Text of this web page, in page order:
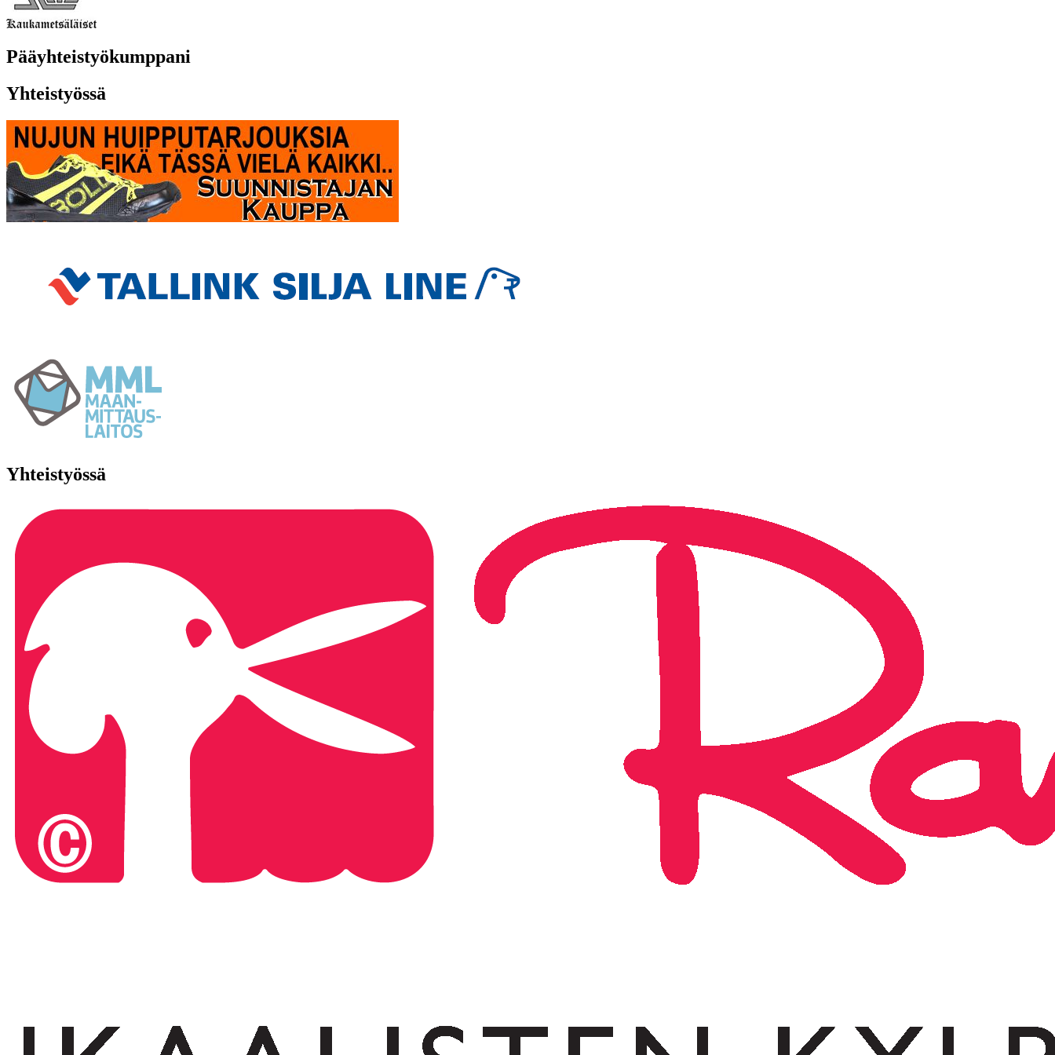
Pääyhteistyökumppani
Yhteistyössä
Yhteistyössä